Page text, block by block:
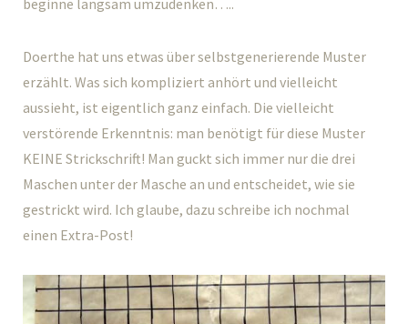
Doerthe hat uns etwas über selbstgenerierende Muster
erzählt. Was sich kompliziert anhört und vielleicht
aussieht, ist eigentlich ganz einfach. Die vielleicht
verstörende Erkenntnis: man benötigt für diese Muster
KEINE Strickschrift! Man guckt sich immer nur die drei
Maschen unter der Masche an und entscheidet, wie sie
gestrickt wird. Ich glaube, dazu schreibe ich nochmal
einen Extra-Post!